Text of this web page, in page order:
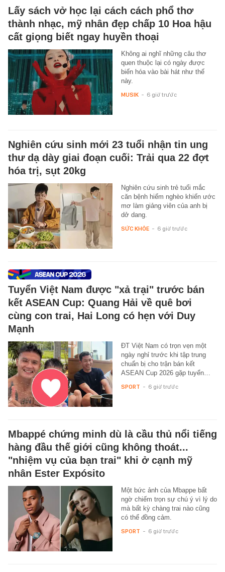
Lấy sách vở học lại cách cách phổ thơ
thành nhạc, mỹ nhân đẹp chấp 10 Hoa hậu
cất giọng biết ngay huyền thoại
Không ai nghĩ những câu thơ
quen thuộc lại có ngày được
biến hóa vào bài hát như thế
này.
MUSIK - 6 giờ trước
Nghiên cứu sinh mới 23 tuổi nhận tin ung
thư dạ dày giai đoạn cuối: Trải qua 22 đợt
hóa trị, sụt 20kg
Nghiên cứu sinh trẻ tuổi mắc
căn bệnh hiểm nghèo khiến ước
mơ làm giảng viên của anh bị
dở dang.
SỨC KHỎE - 6 giờ trước
Tuyển Việt Nam được "xả trại" trước bán
kết ASEAN Cup: Quang Hải về quê bơi
cùng con trai, Hai Long có hẹn với Duy
Mạnh
ĐT Việt Nam có trọn vẹn một
ngày nghỉ trước khi tập trung
chuẩn bị cho trận bán kết
ASEAN Cup 2026 gặp tuyển…
SPORT - 6 giờ trước
Mbappé chứng minh dù là cầu thủ nổi tiếng
hàng đầu thế giới cũng không thoát...
"nhiệm vụ của bạn trai" khi ở cạnh mỹ
nhân Ester Expósito
Một bức ảnh của Mbappe bất
ngờ chiếm trọn sự chú ý vì lý do
mà bất kỳ chàng trai nào cũng
có thể đồng cảm.
SPORT - 6 giờ trước